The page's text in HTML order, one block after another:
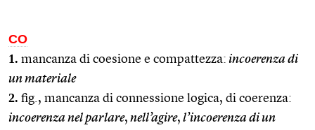
CO
1. mancanza di coesione e compattezza: incoerenza di
un materiale
2. fig., mancanza di connessione logica, di coerenza:
incoerenza nel parlare, nell’agire, l’incoerenza di un